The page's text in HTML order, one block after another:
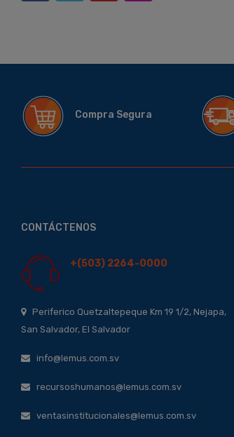
Compra Segura
CONTÁCTENOS
+(503) 2264-0000
Periferico Quetzaltepeque Km 19 1/2, Nejapa,
San Salvador, El Salvador
info@lemus.com.sv
recursoshumanos@lemus.com.sv
ventasinstitucionales@lemus.com.sv